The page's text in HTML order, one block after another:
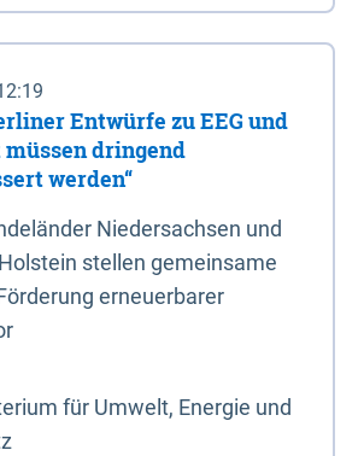
Entwürfe zu EEG und
dringend
werden“
Niedersachsen und
stellen gemeinsame
erneuerbarer
für Umwelt, Energie und